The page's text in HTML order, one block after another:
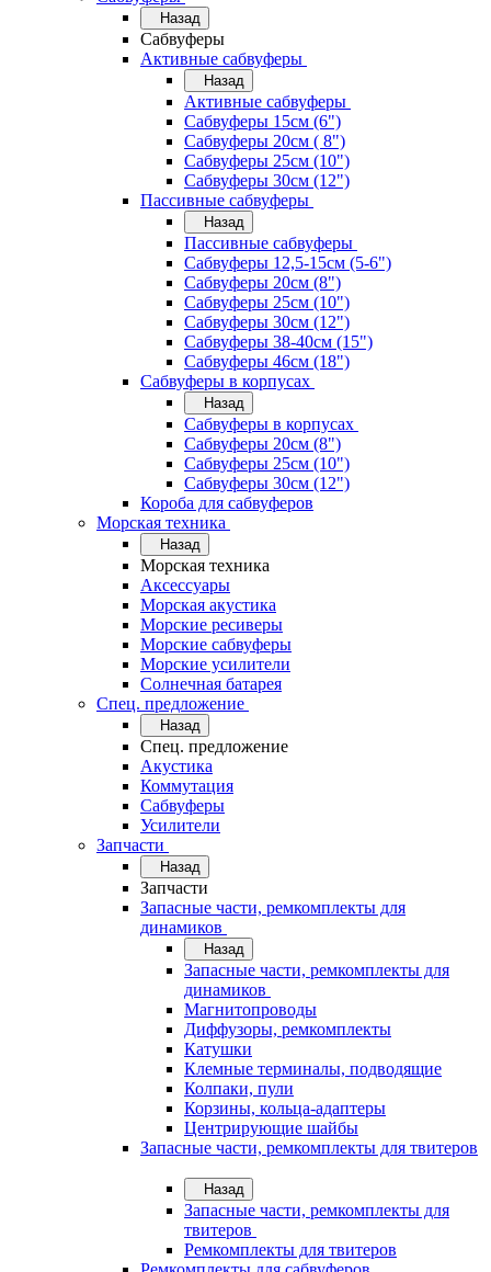
Назад
Сабвуферы
Активные сабвуферы
Назад
Активные сабвуферы
Сабвуферы 15см (6")
Сабвуферы 20см ( 8")
Сабвуферы 25см (10")
Сабвуферы 30см (12")
Пассивные сабвуферы
Назад
Пассивные сабвуферы
Сабвуферы 12,5-15см (5-6")
Сабвуферы 20см (8")
Сабвуферы 25см (10")
Сабвуферы 30см (12")
Сабвуферы 38-40см (15")
Сабвуферы 46см (18")
Сабвуферы в корпусах
Назад
Сабвуферы в корпусах
Сабвуферы 20см (8")
Сабвуферы 25см (10")
Сабвуферы 30см (12")
Короба для сабвуферов
Морская техника
Назад
Морская техника
Аксессуары
Морская акустика
Морские ресиверы
Морские сабвуферы
Морские усилители
Солнечная батарея
Спец. предложение
Назад
Спец. предложение
Акустика
Коммутация
Сабвуферы
Усилители
Запчасти
Назад
Запчасти
Запасные части, ремкомплекты для
динамиков
Назад
Запасные части, ремкомплекты для
динамиков
Магнитопроводы
Диффузоры, ремкомплекты
Катушки
Клемные терминалы, подводящие
Колпаки, пули
Корзины, кольца-адаптеры
Центрирующие шайбы
Запасные части, ремкомплекты для твитеров
Назад
Запасные части, ремкомплекты для
твитеров
Ремкомплекты для твитеров